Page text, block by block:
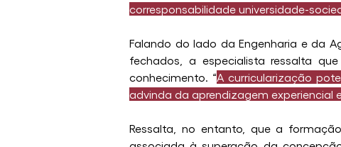
corresponsabilidade universidade-
Falando do lado da Engenharia e da
fechados, a especialista ressalta
conhecimento. “A curricularização
advinda da aprendizagem experiencial
Ressalta, no entanto, que a